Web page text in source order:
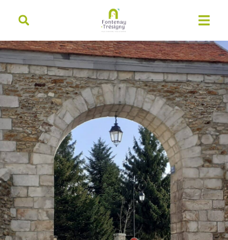
principal